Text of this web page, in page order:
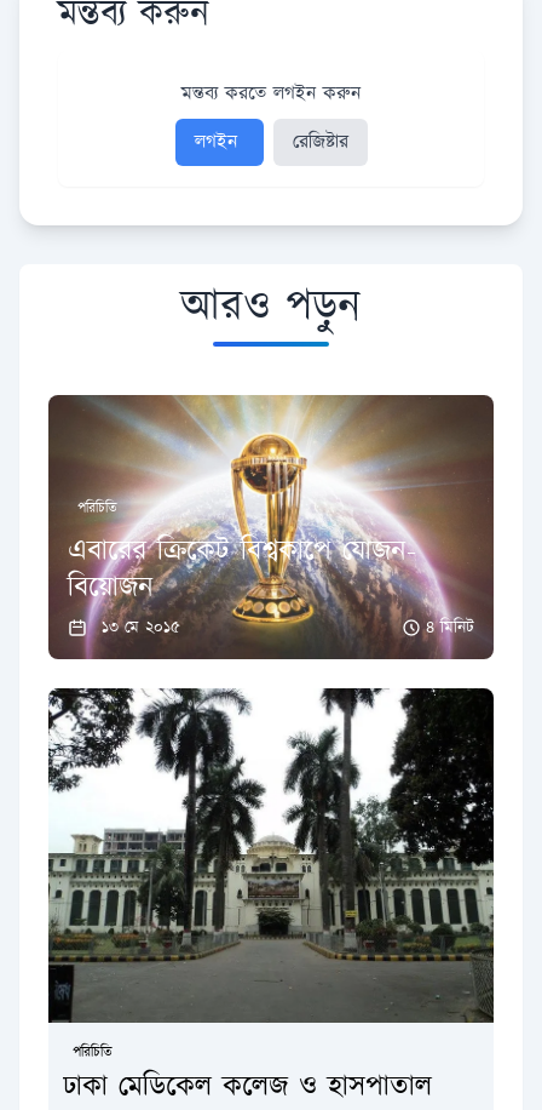
মন্তব্য করুন
মন্তব্য করতে লগইন করুন
লগইন
রেজিষ্টার
আরও পড়ুন
পরিচিতি
এবারের ক্রিকেট বিশ্বকাপে যোজন-
বিয়োজন
১৩ মে ২০১৫ ৪ মিনিট
পরিচিতি
ঢাকা মেডিকেল কলেজ ও হাসপাতাল